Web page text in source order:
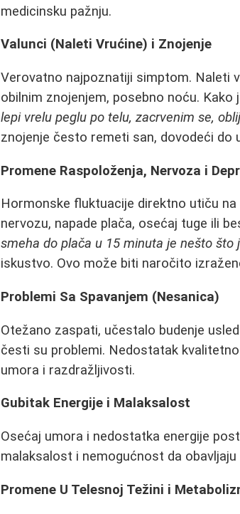
medicinsku pažnju.
Valunci (Naleti Vrućine) i Znojenje
Verovatno najpoznatiji simptom. Naleti
obilnim znojenjem, posebno noću. Kako
lepi vrelu peglu po telu, zacrvenim se,
znojenje često remeti san, dovodeći
Promene Raspoloženja, Nervoza i
Hormonske fluktuacije direktno utiču
nervozu, napade plača, osećaj tuge ili
smeha do plača u 15 minuta je nešto
iskustvo. Ovo može biti naročito
Problemi Sa Spavanjem (Nesanica)
Otežano zaspati, učestalo budenje
česti su problemi. Nedostatak
umora i razdražljivosti.
Gubitak Energije i Malaksalost
Osećaj umora i nedostatka energije
malaksalost i nemogućnost da
Promene U Telesnoj Težini i